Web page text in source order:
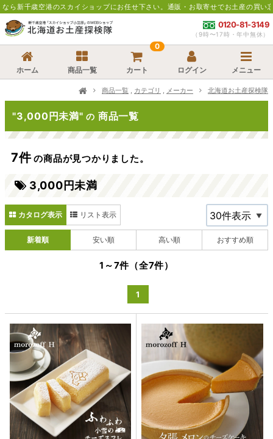
のスカイショップにお任せ下さい。通販・お取寄せでお土産の買い忘れにも便利
0120-81-3149
（9時〜17時・年中無休）
ホーム 商品一覧 カート
0
ログイン メニュー
商品一覧 , カテゴリ , メーカー 北海道お土産探検隊
"3,000円未満"の 商品一覧
7件の商品が見つかりました。
3,000円未満
カタログ表示 リスト表示
新着順 安い順 高い順 おすすめ順
1～7件（全7件）
1